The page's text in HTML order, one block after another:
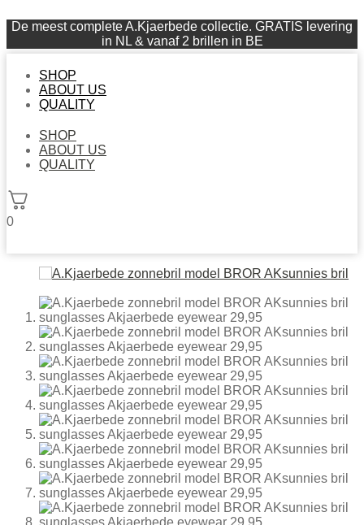
De meest complete A.Kjaerbede collectie. GRATIS levering
in NL & vanaf 2 brillen in BE
SHOP
ABOUT US
QUALITY
SHOP
ABOUT US
QUALITY
0